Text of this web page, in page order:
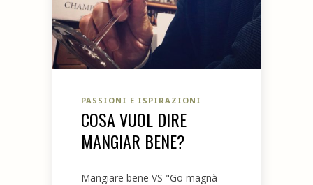
PASSIONI E ISPIRAZIONI
COSA VUOL DIRE
MANGIAR BENE?
Mangiare bene VS "Go magnà